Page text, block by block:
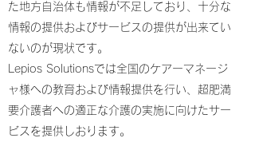
た地方自治体も情報が不足しており、十分な
情報の提供およびサービスの提供が出来てい
ないのが現状です。
Lepios Solutionsでは全国のケアーマネージ
ャ様への教育および情報提供を行い、超肥満
要介護者への適正な介護の実施に向けたサー
ビスを提供しおります。